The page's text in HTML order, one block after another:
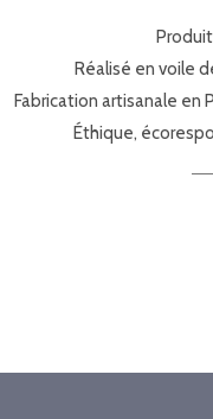
Réalisé en voile
Fabrication artisanale en
Éthique,